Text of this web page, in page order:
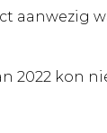
aanwezig
2022 kon